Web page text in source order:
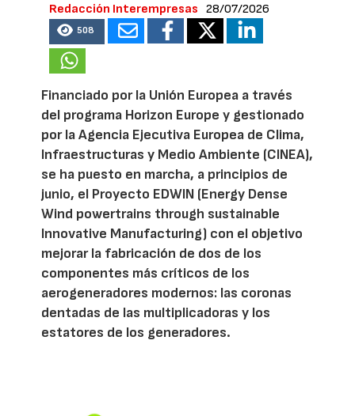
Redacción Interempresas 28/07/2026
508
Financiado por la Unión Europea a través
del programa Horizon Europe y gestionado
por la Agencia Ejecutiva Europea de Clima,
Infraestructuras y Medio Ambiente (CINEA),
se ha puesto en marcha, a principios de
junio, el Proyecto EDWIN (Energy Dense
Wind powertrains through sustainable
Innovative Manufacturing) con el objetivo
mejorar la fabricación de dos de los
componentes más críticos de los
aerogeneradores modernos: las coronas
dentadas de las multiplicadoras y los
estatores de los generadores.